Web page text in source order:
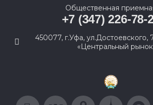
Общественная
+7 (347) 226-78-
450077, г.Уфа, ул.Достоевского,
«Центральный